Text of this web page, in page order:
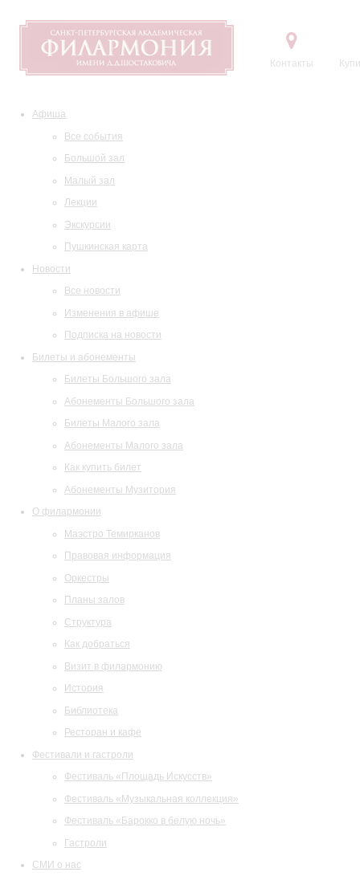
Контакты
Афиша
Все события
Большой зал
Малый зал
Лекции
Экскурсии
Пушкинская карта
Новости
Все новости
Изменения в афише
Подписка на новости
Билеты и абонементы
Билеты Большого зала
Абонементы Большого зала
Билеты Малого зала
Абонементы Малого зала
Как купить билет
Абонементы Музитория
О филармонии
Маэстро Темирканов
Правовая информация
Оркестры
Планы залов
Структура
Как добраться
Визит в филармонию
История
Библиотека
Ресторан и кафе
Фестивали и гастроли
Фестиваль «Площадь Искусств»
Фестиваль «Музыкальная коллекция»
Фестиваль «Барокко в белую ночь»
Гастроли
СМИ о нас